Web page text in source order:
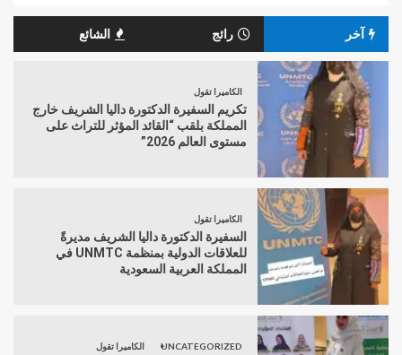
آخر رائج الشائع
الكاميرا تقول
تكريم السفيرة الدكتورة داليا الشريف خارج
المملكة بلقب “القائد المؤثر للتراث على
مستوى العالم 2026”
الكاميرا تقول
السفيرة الدكتورة داليا الشريف مديرةً
للعلاقات الدولية بمنظمة UNMTC في
المملكة العربية السعودية
UNCATEGORIZED الكاميرا تقول